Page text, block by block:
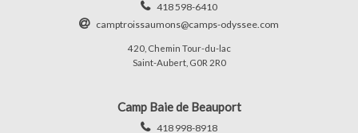
418 598-6410
camptroissaumons@camps-odyssee.com
420, Chemin Tour-du-lac
Saint-Aubert, G0R 2R0
Camp Baie de Beauport
418 998-8918